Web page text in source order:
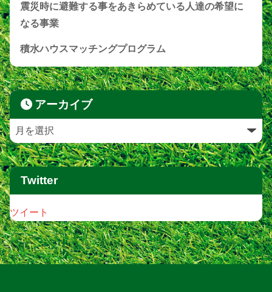
震災時に避難する事をあきらめている人達の希望に
なる事業
積水ハウスマッチングプログラム
アーカイブ
Twitter
ツイート